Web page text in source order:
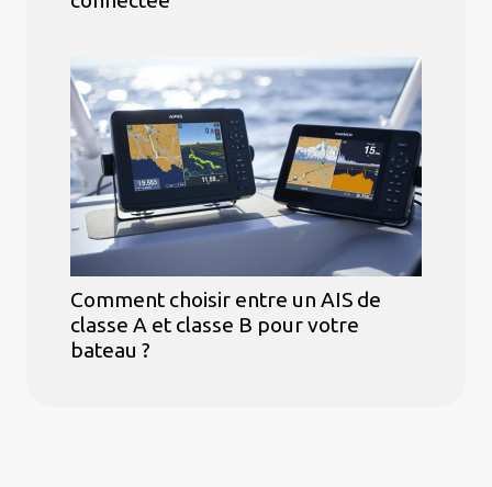
Comment choisir entre un AIS de
classe A et classe B pour votre
bateau ?